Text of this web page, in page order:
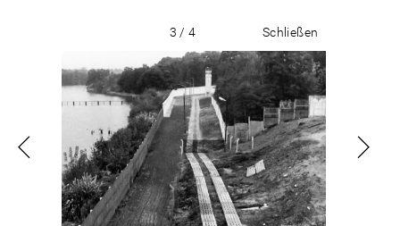
3 / 4 Schließen